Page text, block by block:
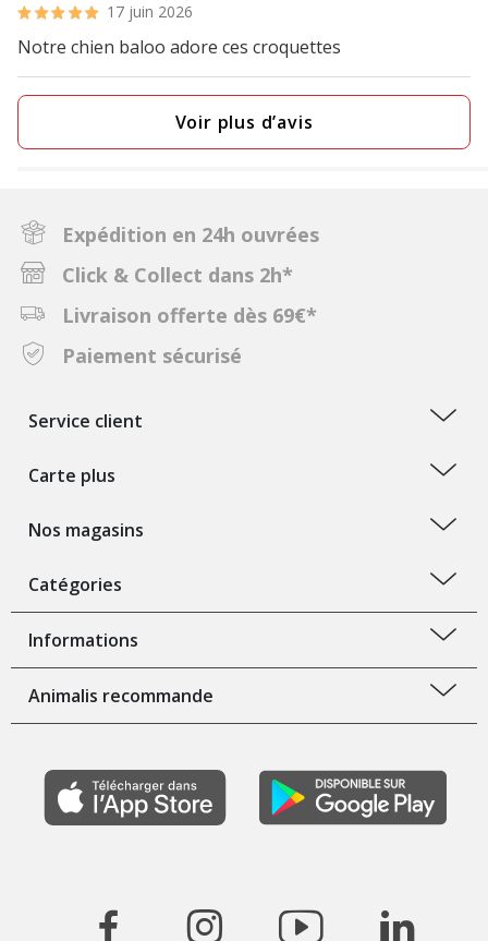
17 juin 2026
Notre chien baloo adore ces croquettes
Voir plus d’avis
Expédition en 24h ouvrées
Click & Collect dans 2h*
Livraison offerte dès 69€*
Paiement sécurisé
Service client
Carte plus
Nos magasins
Catégories
Informations
Animalis recommande